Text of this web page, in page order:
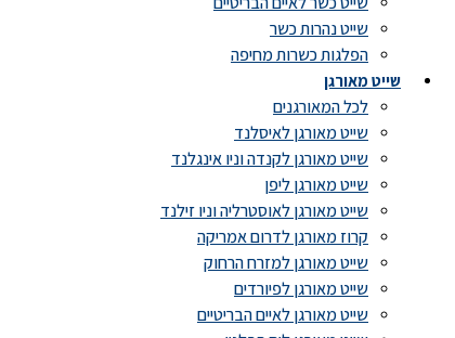
שייט נהרות כשר
הפלגות כשרות מחיפה
שייט מאורגן
לכל המאורגנים
שייט מאורגן לאיסלנד
שייט מאורגן לקנדה וניו אינגלנד
שייט מאורגן ליפן
שייט מאורגן לאוסטרליה וניו זילנד
קרוז מאורגן לדרום אמריקה
שייט מאורגן למזרח הרחוק
שייט מאורגן לפיורדים
שייט מאורגן לאיים הבריטיים